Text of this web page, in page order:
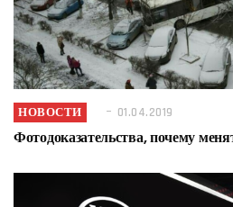
НОВОСТИ 01.04.2019
Фотодоказательства, почему